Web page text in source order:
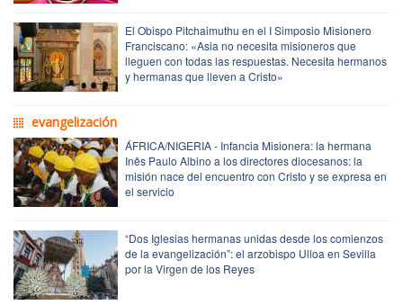
El Obispo Pitchaimuthu en el I Simposio Misionero
Franciscano: «Asia no necesita misioneros que
lleguen con todas las respuestas. Necesita hermanos
y hermanas que lleven a Cristo»
evangelización
ÁFRICA/NIGERIA - Infancia Misionera: la hermana
Inês Paulo Albino a los directores diocesanos: la
misión nace del encuentro con Cristo y se expresa en
el servicio
“Dos Iglesias hermanas unidas desde los comienzos
de la evangelización”: el arzobispo Ulloa en Sevilla
por la Virgen de los Reyes